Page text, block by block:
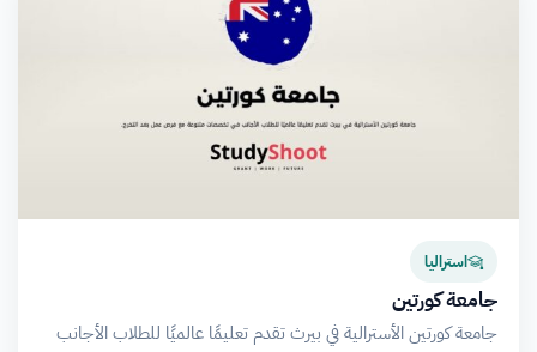
استراليا
جامعة كورتين
جامعة كورتين الأسترالية في بيرث تقدم تعليمًا عالميًا للطلاب الأجانب